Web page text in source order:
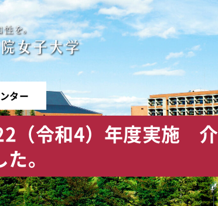
宮
城
学
院
女
子
ター
（令和4）年度実施
。